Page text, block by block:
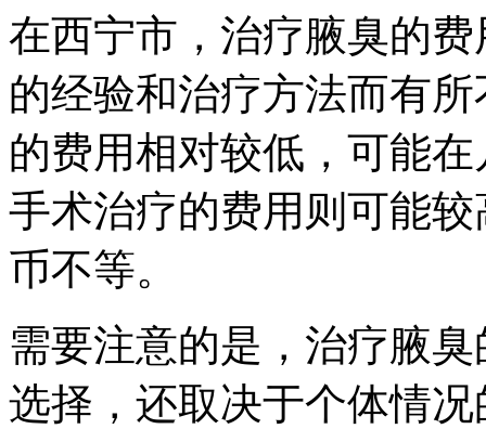
在西宁市，治疗腋臭的
的经验和治疗方法而有
的费用相对较低，可能
手术治疗的费用则可能
币不等。
需要注意的是，治疗腋
选择，还取决于个体情